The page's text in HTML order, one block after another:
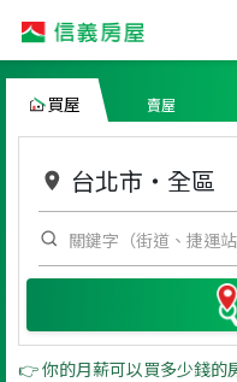
買屋 賣屋
台北市 ・ 全區
👉 你的月薪可以買多少錢的